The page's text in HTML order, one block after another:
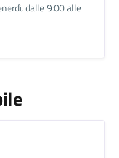
dalle 9:00 alle